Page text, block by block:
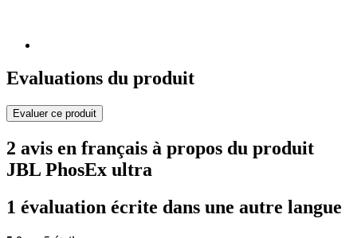
Evaluations du produit
Evaluer ce produit
2 avis en français à propos du produit
JBL PhosEx ultra
1 évaluation écrite dans une autre langue